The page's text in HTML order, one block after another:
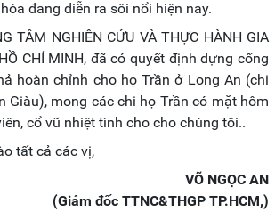
đang diễn ra sôi nổi hiện nay.
TÂM NGHIÊN CỨU VÀ THỰC HÀNH GIA
CHÍ MINH, đã có quyết định dựng cống
hoàn chỉnh cho họ Trần ở Long An (chi
Giàu), mong các chi họ Trần có mặt hôm
cổ vũ nhiệt tình cho cho chúng tôi..
tất cả các vị,
VÕ NGỌC AN
(Giám đốc TTNC&THGP TP.HCM,)